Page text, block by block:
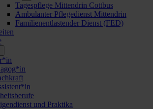
Tagespflege Mittendrin Cottbus
Ambulanter Pflegedienst Mittendrin
Familienentlastender Dienst (FED)
und Praktika